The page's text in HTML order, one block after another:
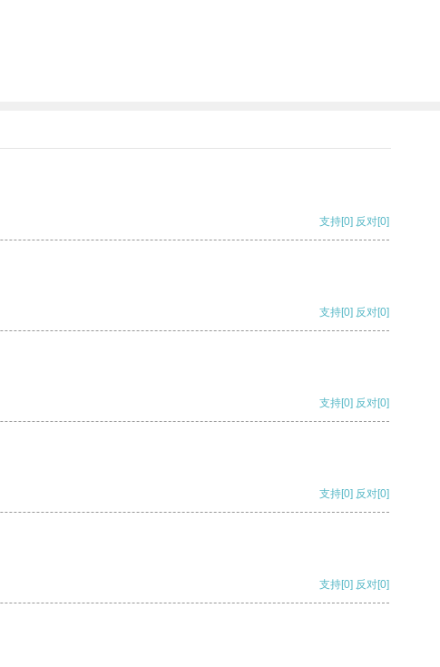
支持[0] 反对[0]
支持[0] 反对[0]
支持[0] 反对[0]
支持[0] 反对[0]
支持[0] 反对[0]